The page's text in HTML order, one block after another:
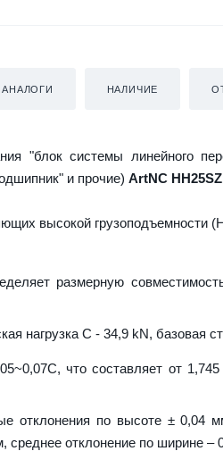
АНАЛОГИ НАЛИЧИЕ
"блок системы линейного
и прочие) ArtNC
высокой грузоподъемности
размерную
нагрузка C - 34,9 kN, базовая
что составляет от
отклонения по высоте ±
среднее отклонение по ширине –